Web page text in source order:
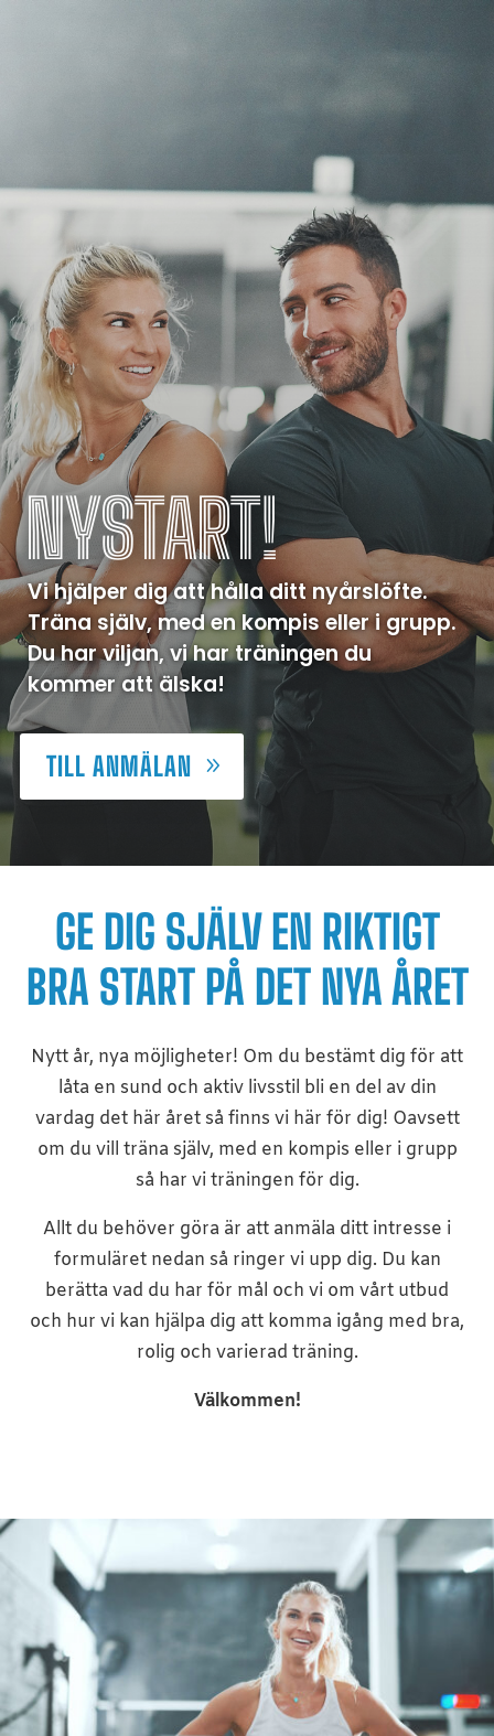
NYSTART!
Vi hjälper dig att hålla ditt nyårslöfte.
Träna själv, med en kompis eller i grupp.
Du har viljan, vi har träningen du
kommer att älska!
TILL ANMÄLAN
GE DIG SJÄLV EN RIKTIGT
BRA START PÅ DET NYA ÅRET
Nytt år, nya möjligheter! Om du bestämt dig för att
låta en sund och aktiv livsstil bli en del av din
vardag det här året så finns vi här för dig! Oavsett
om du vill träna själv, med en kompis eller i grupp
så har vi träningen för dig.
Allt du behöver göra är att anmäla ditt intresse i
formuläret nedan så ringer vi upp dig. Du kan
berätta vad du har för mål och vi om vårt utbud
och hur vi kan hjälpa dig att komma igång med bra,
rolig och varierad träning.
Välkommen!